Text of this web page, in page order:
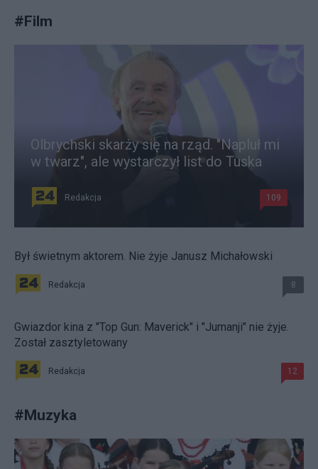
#Film
Olbrychski skarży się na rząd. "Napluł mi
w twarz", ale wystarczył list do Tuska
Redakcja 109
Był świetnym aktorem. Nie żyje Janusz Michałowski
Redakcja 8
Gwiazdor kina z "Top Gun: Maverick" i "Jumanji" nie żyje.
Został zasztyletowany
Redakcja 12
#Muzyka